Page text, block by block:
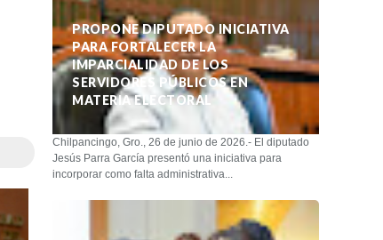
PROPONE DIPUTADO INICIATIVA
PARA FORTALECER LA
IMPARCIALIDAD DE LOS
SERVIDORES PÚBLICOS EN
MATERIA ELECTORAL
Chilpancingo, Gro., 26 de junio de 2026.- El diputado
Jesús Parra García presentó una iniciativa para
incorporar como falta administrativa...